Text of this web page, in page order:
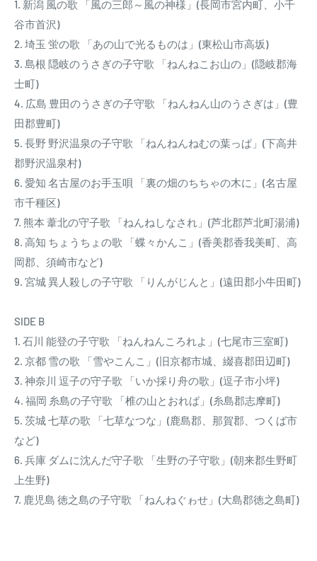
1. 新潟 風の歌 「風の三郎～風の神様」(長岡市宮内町、小千
谷市首沢)
2. 埼玉 蛍の歌 「あの山で光るものは」(東松山市高坂)
3. 島根 隠岐のうさぎの子守歌 「ねんねこお山の」(隠岐郡海
士町)
4. 広島 豊田のうさぎの子守歌 「ねんねん山のうさぎは」(豊
田郡豊町)
5. 長野 野沢温泉の子守歌 「ねんねんねむの葉っぱ」(下高井
郡野沢温泉村)
6. 愛知 名古屋のお手玉唄 「裏の畑のちちゃの木に」(名古屋
市千種区)
7. 熊本 葦北の守子歌 「ねんねしなされ」(芦北郡芦北町湯浦)
8. 高知 ちょうちょの歌 「蝶々かんこ」(香美郡香我美町、高
岡郡、須崎市など)
9. 宮城 異人殺しの子守歌 「りんがじんと」(遠田郡小牛田町)
SIDE B
1. 石川 能登の子守歌 「ねんねんころれよ」(七尾市三室町)
2. 京都 雪の歌 「雪やこんこ」(旧京都市城、綴喜郡田辺町)
3. 神奈川 逗子の守子歌 「いか採り舟の歌」(逗子市小坪)
4. 福岡 糸島の子守歌 「椎の山とおれば」(糸島郡志摩町)
5. 茨城 七草の歌 「七草なつな」(鹿島郡、那賀郡、つくば市
など)
6. 兵庫 ダムに沈んだ守子歌 「生野の子守歌」(朝来郡生野町
上生野)
7. 鹿児島 徳之島の子守歌 「ねんねぐゎせ」(大島郡徳之島町)